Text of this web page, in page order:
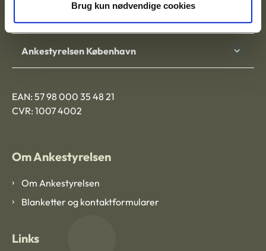
Brug kun nødvendige cookies
Ankestyrelsen København
EAN: 57 98 000 35 48 21
CVR: 1007 4002
Om Ankestyrelsen
Om Ankestyrelsen
Blanketter og kontaktformularer
Links